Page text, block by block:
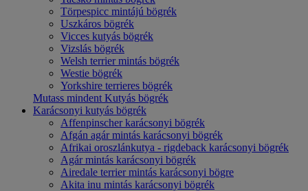
Törpespicc mintájú bögrék
Uszkáros bögrék
Vicces kutyás bögrék
Vizslás bögrék
Welsh terrier mintás bögrék
Westie bögrék
Yorkshire terrieres bögrék
Mutass mindent Kutyás bögrék
Karácsonyi kutyás bögrék
Affenpinscher karácsonyi bögrék
Afgán agár mintás karácsonyi bögrék
Afrikai oroszlánkutya - rigdeback karácsonyi bögrék
Agár mintás karácsonyi bögrék
Airedale terrier mintás karácsonyi bögre
Akita inu mintás karácsonyi bögrék